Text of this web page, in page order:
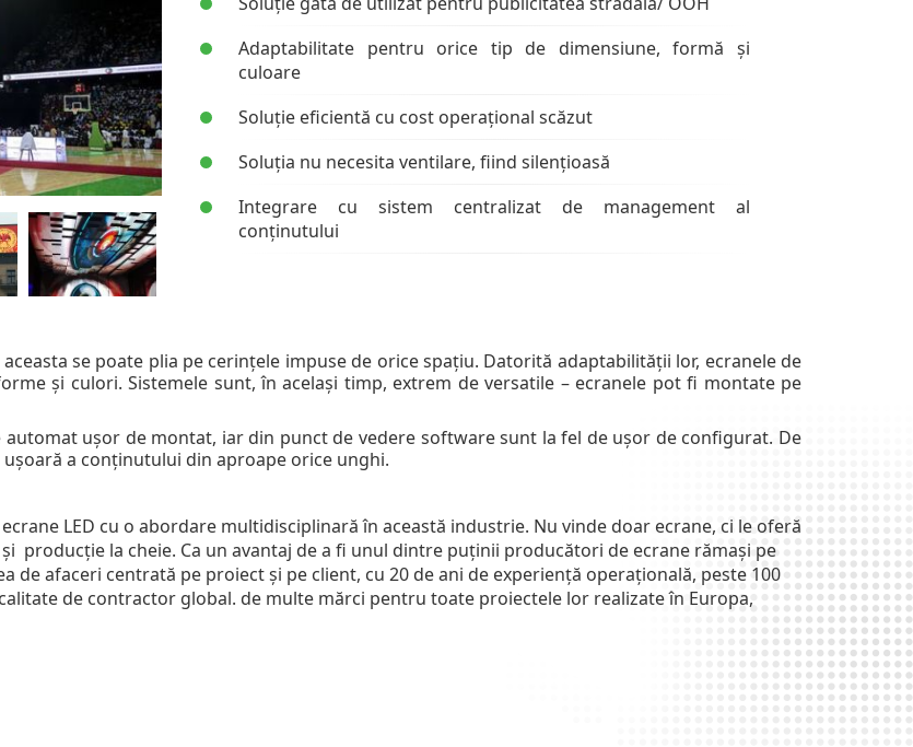
Adaptabilitate pentru orice tip de dimensiune, formă și
culoare
Soluție eficientă cu cost operațional scăzut
Soluția nu necesita ventilare, fiind silențioasă
Integrare cu sistem centralizat de management al
conținutului
se poate plia pe cerințele impuse de orice spațiu. Datorită adaptabilității lor, ecranele de
și culori. Sistemele sunt, în același timp, extrem de versatile – ecranele pot fi montate pe
automat ușor de montat, iar din punct de vedere software sunt la fel de ușor de configurat. De
a conținutului din aproape orice unghi.
LED cu o abordare multidisciplinară în această industrie. Nu vinde doar ecrane, ci le oferă
producție la cheie. Ca un avantaj de a fi unul dintre puținii producători de ecrane rămași pe
afaceri centrată pe proiect și pe client, cu 20 de ani de experiență operațională, peste 100
de contractor global. de multe mărci pentru toate proiectele lor realizate în Europa,